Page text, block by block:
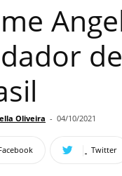
de
Oliveira - 04/10/2021
Twitter